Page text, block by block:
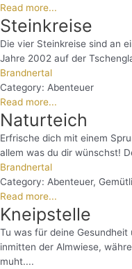
Read more...
Steinkreise
Die vier Steinkreise sind an
Jahre 2002 auf der
Brandnertal
Category: Abenteuer
Read more...
Naturteich
Erfrische dich mit einem
allem was du dir wünschst!
Brandnertal
Category: Abenteuer,
Read more...
Kneipstelle
Tu was für deine
inmitten der Almwiese,
muht....